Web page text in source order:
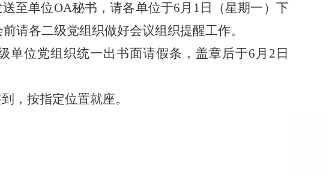
至单位OA秘书，请各单位于6月 1 日（星期一）下
请各二级党组织做好会议组织提醒工作。
单位党组织统一出书面请假条，盖章后于6 月 2 日
，按指定位置就座。